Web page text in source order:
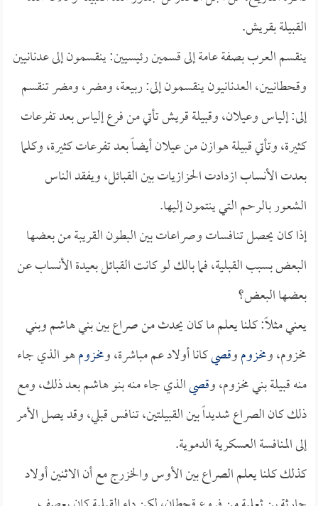
القبيلة بقريش.
ينقسم العرب بصفة عامة إلى قسمين رئيسيين: ينقسمون إلى عدنانيين
وقحطانيين، العدنانيون ينقسمون إلى: ربيعة، ومضر، ومضر تنقسم
إلى: إلياس وعيلان، وقبيلة قريش تأتي من فرع إلياس بعد تفرعات
كثيرة، وتأتي قبيلة هوازن من عيلان أيضاً بعد تفرعات كثيرة، وكلما
بعدت الأنساب ازدادت الحزازيات بين القبائل، ويفقد الناس
الشعور بالرحم التي ينتمون إليها.
إذا كان يحصل تنافسات وصراعات بين البطون القريبة من بعضها
البعض بسبب القبلية، فما بالك لو كانت القبائل بعيدة الأنساب عن
بعضها البعض؟
يعني مثلاً: كلنا يعلم ما كان يحدث من صراع بين بني هاشم وبني
مخزوم، ومخزوموقصيكانا أولاد عم مباشرة، ومخزومهو الذي جاء
منه قبيلة بني مخزوم، وقصيالذي جاء منه بنو هاشم بعد ذلك، ومع
ذلك كان الصراع شديداً بين القبيلتين، تنافس قبلي، وقد يصل الأمر
إلى المنافسة العسكرية الدموية.
كذلك كلنا يعلم الصراع بين الأوس والخزرج مع أن الاثنين أولاد